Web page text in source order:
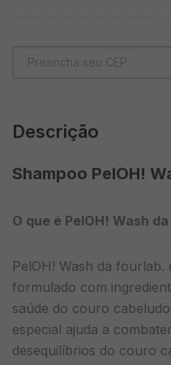
Descrição
Shampoo PelOH!
O que é PelOH! Wash
PelOH! Wash da
formulado com
saúde do couro
especial ajuda a
desequilíbrios do couro